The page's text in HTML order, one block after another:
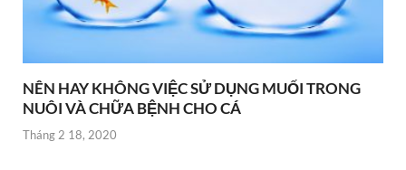
NÊN HAY KHÔNG VIỆC SỬ DỤNG MUỐI TRONG
NUÔI VÀ CHỮA BỆNH CHO CÁ
Tháng 2 18, 2020